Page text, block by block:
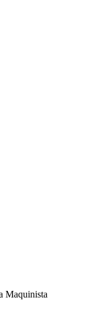
Maquinista